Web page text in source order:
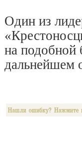
Один из
на подобной
дальнейшем